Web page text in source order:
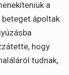
a
ápoltak.
hogy
tudnak,